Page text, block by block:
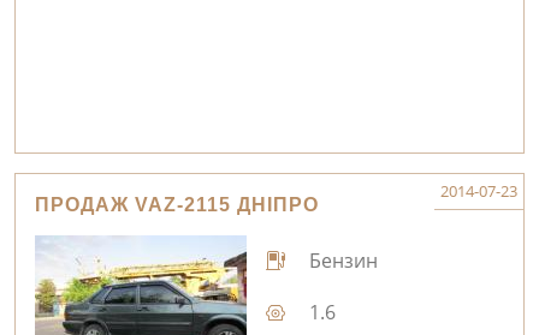
ПРОДАЖ VAZ-2115 ДНІПРО
2014-07-23
Бензин
1.6